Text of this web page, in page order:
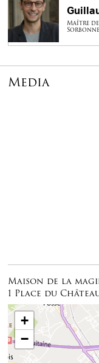
Maître
Sorbonne
Media
Maison de la
1 Place du
+
−